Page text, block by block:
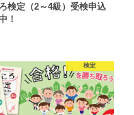
検定（2～4級）受検申込
！
検定